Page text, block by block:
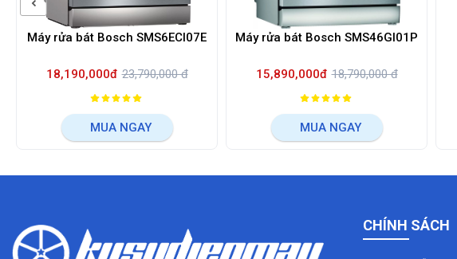
Máy rửa bát Bosch SMS6ECI07E
18,190,000đ 23,790,000 đ
MUA NGAY
Máy rửa bát Bosch SMS46GI01P
15,890,000đ 18,790,000 đ
MUA NGAY
CHÍNH SÁCH